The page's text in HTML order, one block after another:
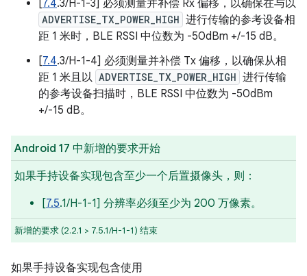
[7.4.3/H-1-3] 必须测量并补偿 Rx 偏移，以确保在与以
ADVERTISE_TX_POWER_HIGH 进行传输的参考设备相
距 1 米时，BLE RSSI 中位数为 -50dBm +/-15 dB。
[7.4.3/H-1-4] 必须测量并补偿 Tx 偏移，以确保从相
距 1 米且以 ADVERTISE_TX_POWER_HIGH 进行传输
的参考设备扫描时，BLE RSSI 中位数为 -50dBm
+/-15 dB。
Android 17 中新增的要求开始
如果手持设备实现包含至少一个后置摄像头，则：
[7.5.1/H-1-1] 分辨率必须至少为 200 万像素。
新增的要求 (2.2.1 > 7.5.1/H-1-1) 结束
如果手持设备实现包含使用